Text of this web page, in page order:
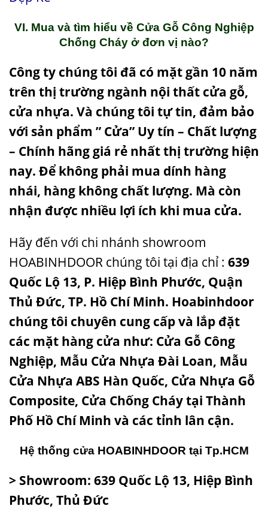
VI. Mua và tìm hiểu về Cửa Gỗ Công Nghiệp
Chống Cháy ở đơn vị nào?
Công ty chúng tôi đã có mặt gần 10 năm
trên thị trường ngành nội thất cửa gỗ,
cửa nhựa. Và chúng tôi tự tin, đảm bảo
với sản phẩm ” Cửa” Uy tín – Chất lượng
– Chính hãng giá rẻ nhất thị trường hiện
nay. Để không phải mua dính hàng
nhái, hàng không chất lượng. Mà còn
nhận được nhiều lợi ích khi mua cửa.
Hãy đến với chi nhánh showroom
HOABINHDOOR chúng tôi tại địa chỉ : 639
Quốc Lộ 13, P. Hiệp Bình Phước, Quận
Thủ Đức, TP. Hồ Chí Minh. Hoabinhdoor
chúng tôi chuyên cung cấp và lắp đặt
các mặt hàng cửa như: Cửa Gỗ Công
Nghiệp, Mẫu Cửa Nhựa Đài Loan, Mẫu
Cửa Nhựa ABS Hàn Quốc, Cửa Nhựa Gỗ
Composite, Cửa Chống Cháytại Thành
Phố Hồ Chí Minh và các tỉnh lân cận.
Hệ thống cửa HOABINHDOOR tại Tp.HCM
> Showroom: 639 Quốc Lộ 13, Hiệp Bình
Phước, Thủ Đức